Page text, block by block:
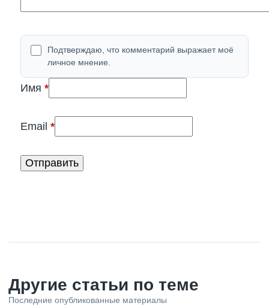
Подтверждаю, что комментарий выражает моё
личное мнение.
Имя *(обязательно)
Email *(обязательно)
Другие статьи по теме
Последние опубликованные материалы